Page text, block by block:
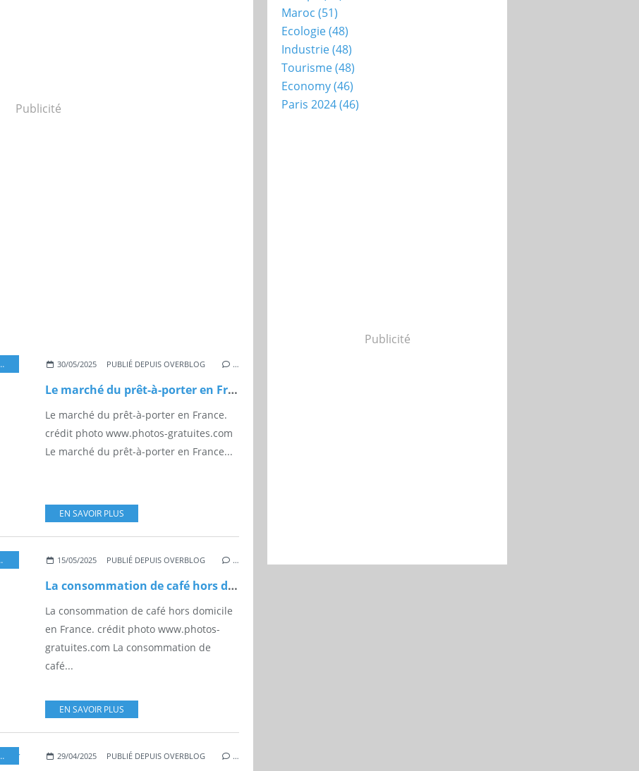
Publicité
TEXTILE MARKETING
30/05/2025 PUBLIÉ DEPUIS OVERBLOG …
Le marché du prêt-à-porter en France
Le marché du prêt-à-porter en France.
crédit photo www.photos-gratuites.com
Le marché du prêt-à-porter en France...
EN SAVOIR PLUS
FRANCE,MARCHÉ
15/05/2025 PUBLIÉ DEPUIS OVERBLOG …
La consommation de café hors domicile en France
La consommation de café hors domicile
en France. crédit photo www.photos-
gratuites.com La consommation de
café...
EN SAVOIR PLUS
TÉLÉPHONE,PORTABLE, ECONOMIE,MARKETING
29/04/2025 PUBLIÉ DEPUIS OVERBLOG …
Maroc (51)
Ecologie(48)
Industrie(48)
Tourisme(48)
Economy(46)
Paris 2024(46)
Publicité